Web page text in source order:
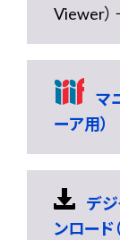
Viewer
マ
ーア用）
デ
ンロード